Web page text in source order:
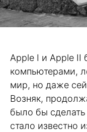
Apple I и Apple
компьютерами,
мир, но даже
Возняк,
было бы
стало известно